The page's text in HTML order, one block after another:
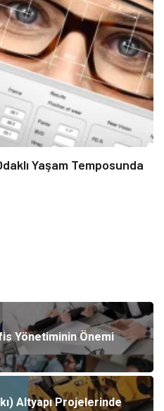
Yaşam Temposunda
Yönetiminin Önemi
Altyapı Projelerinde